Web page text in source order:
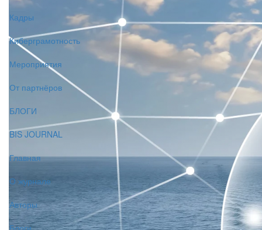
Кадры
Киберграмотность
Мероприятия
От партнёров
БЛОГИ
BIS JOURNAL
Главная
О журнале
Авторы
Блоги